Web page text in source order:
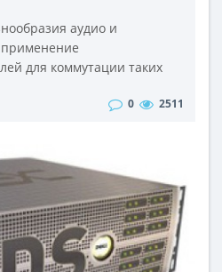
аудио и
применение
для коммутации таких
и с соблюдением
бренда отличаются
к механическим
от помех и высокой надёж..
0 2511